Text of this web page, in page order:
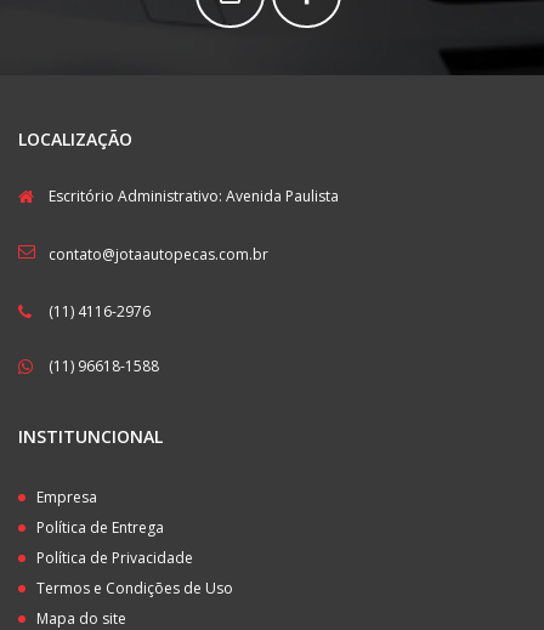
LOCALIZAÇÃO
Escritório Administrativo: Avenida Paulista
contato@jotaautopecas.com.br
(11) 4116-2976
(11) 96618-1588
INSTITUNCIONAL
Empresa
Política de Entrega
Política de Privacidade
Termos e Condições de Uso
Mapa do site